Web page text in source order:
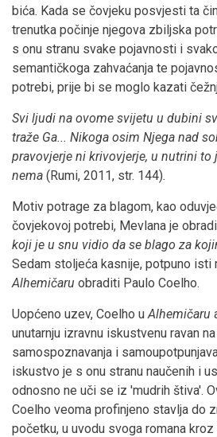
bića. Kada se čovjeku posvjesti ta
trenutka počinje njegova zbiljska
s onu stranu svake pojavnosti i
semantičkoga zahvaćanja te
potrebi, prije bi se moglo kazati
Svi ljudi na ovome svijetu u dubini
traže Ga... Nikoga osim Njega nad
pravovjerje ni krivovjerje, u nutrini to
nema (Rumi, 2011, str. 144).
Motiv potrage za blagom, kao
čovjekovoj potrebi, Mevlana je
koji je u snu vidio da se blago za
Sedam stoljeća kasnije, potpuno isti
Alhemičaru obraditi Paulo Coelho.
Uopćeno uzev, Coelho u Alhemičaru
unutarnju izravnu iskustvenu ravan
samospoznavanja i
iskustvo je s onu stranu naučenih i
odnosno ne uči se iz 'mudrih štiva'.
Coelho veoma profinjeno stavlja do
početku, u uvodu svoga romana kroz